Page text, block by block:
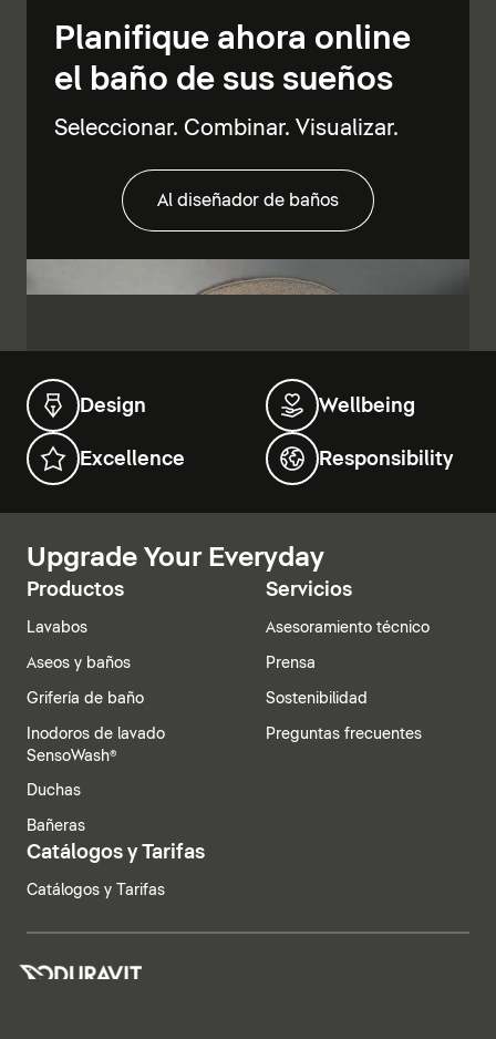
Planifique ahora online
el baño de sus sueños
Seleccionar. Combinar. Visualizar.
Al diseñador de baños
Design Wellbeing
Excellence Responsibility
Upgrade Your Everyday
Productos
Lavabos
Aseos y baños
Grifería de baño
Inodoros de lavado
SensoWash®
Duchas
Bañeras
Servicios
Asesoramiento técnico
Prensa
Sostenibilidad
Preguntas frecuentes
Catálogos y Tarifas
Catálogos y Tarifas